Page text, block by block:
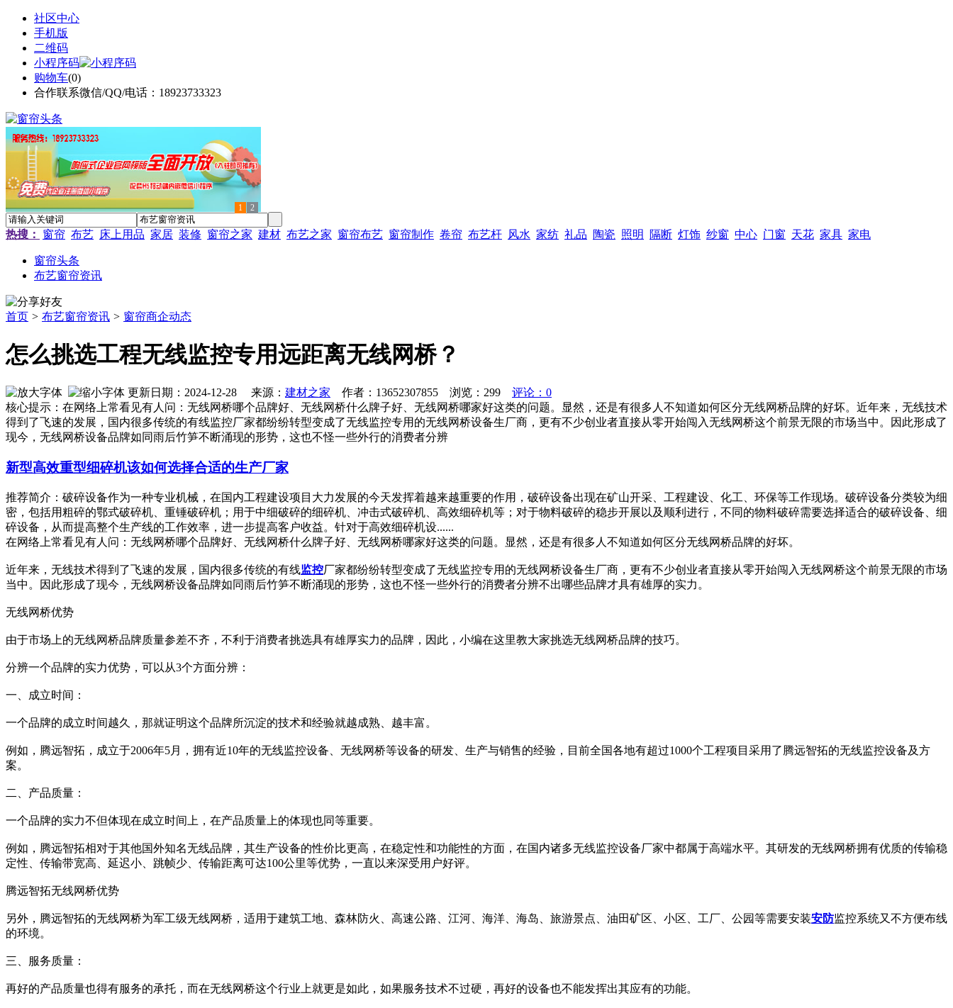
社区中心
手机版
二维码
小程序码
购物车(0)
合作联系微信/QQ/电话：18923733323
1 2
热搜： 窗帘 布艺 床上用品 家居 装修 窗帘之家 建材 布艺之家 窗帘布艺 窗帘制作 卷帘 布艺杆 风水 家纺 礼品 陶瓷 照明 隔断 灯饰 纱窗 中心 门窗 天花 家具 家电
窗帘头条
布艺窗帘资讯
首页 > 布艺窗帘资讯 > 窗帘商企动态
怎么挑选工程无线监控专用远距离无线网桥？
更新日期：2024-12-28 来源： 建材之家 作者：13652307855 浏览： 299
评论：0
核心提示：在网络上常看见有人问：无线网桥哪个品牌好、无线网桥什么牌子好、无线网桥哪家好这类的问题。显然，还是有很多人不知道如何区分无线网桥品牌的好坏。近年来，无线技术
得到了飞速的发展，国内很多传统的有线监控厂家都纷纷转型变成了无线监控专用的无线网桥设备生厂商，更有不少创业者直接从零开始闯入无线网桥这个前景无限的市场当中。因此形成了
现今，无线网桥设备品牌如同雨后竹笋不断涌现的形势，这也不怪一些外行的消费者分辨
新型高效重型细碎机该如何选择合适的生产厂家
推荐简介：破碎设备作为一种专业机械，在国内工程建设项目大力发展的今天发挥着越来越重要的作用，破碎设备出现在矿山开采、工程建设、化工、环保等工作现场。破碎设备分类较为细
密，包括用粗碎的鄂式破碎机、重锤破碎机；用于中细破碎的细碎机、冲击式破碎机、高效细碎机等；对于物料破碎的稳步开展以及顺利进行，不同的物料破碎需要选择适合的破碎设备、细
碎设备，从而提高整个生产线的工作效率，进一步提高客户收益。针对于高效细碎机设......
在网络上常看见有人问：无线网桥哪个品牌好、无线网桥什么牌子好、无线网桥哪家好这类的问题。显然，还是有很多人不知道如何区分无线网桥品牌的好坏。
近年来，无线技术得到了飞速的发展，国内很多传统的有线监控厂家都纷纷转型变成了无线监控专用的无线网桥设备生厂商，更有不少创业者直接从零开始闯入无线网桥这个前景无限的市场
当中。因此形成了现今，无线网桥设备品牌如同雨后竹笋不断涌现的形势，这也不怪一些外行的消费者分辨不出哪些品牌才具有雄厚的实力。
无线网桥优势
由于市场上的无线网桥品牌质量参差不齐，不利于消费者挑选具有雄厚实力的品牌，因此，小编在这里教大家挑选无线网桥品牌的技巧。
分辨一个品牌的实力优势，可以从3个方面分辨：
一、成立时间：
一个品牌的成立时间越久，那就证明这个品牌所沉淀的技术和经验就越成熟、越丰富。
例如，腾远智拓，成立于2006年5月，拥有近10年的无线监控设备、无线网桥等设备的研发、生产与销售的经验，目前全国各地有超过1000个工程项目采用了腾远智拓的无线监控设备及方
案。
二、产品质量：
一个品牌的实力不但体现在成立时间上，在产品质量上的体现也同等重要。
例如，腾远智拓相对于其他国外知名无线品牌，其生产设备的性价比更高，在稳定性和功能性的方面，在国内诸多无线监控设备厂家中都属于高端水平。其研发的无线网桥拥有优质的传输稳
定性、传输带宽高、延迟小、跳帧少、传输距离可达100公里等优势，一直以来深受用户好评。
腾远智拓无线网桥优势
另外，腾远智拓的无线网桥为军工级无线网桥，适用于建筑工地、森林防火、高速公路、江河、海洋、海岛、旅游景点、油田矿区、小区、工厂、公园等需要安装安防监控系统又不方便布线
的环境。
三、服务质量：
再好的产品质量也得有服务的承托，而在无线网桥这个行业上就更是如此，如果服务技术不过硬，再好的设备也不能发挥出其应有的功能。